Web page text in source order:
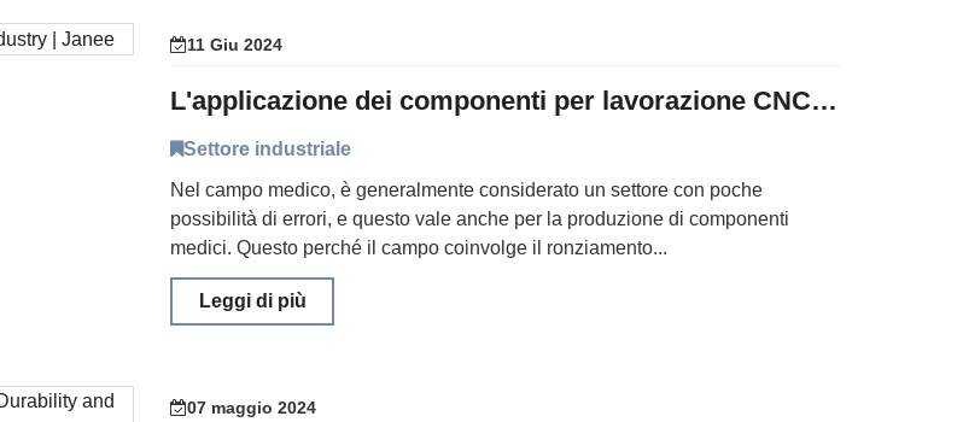
11 Giu 2024
L'applicazione dei componenti per lavorazione CNC nell'industria medica | Janee
Settore industriale
Nel campo medico, è generalmente considerato un settore con poche
possibilità di errori, e questo vale anche per la produzione di componenti
medici. Questo perché il campo coinvolge il ronziamento...
Leggi di più
07 maggio 2024